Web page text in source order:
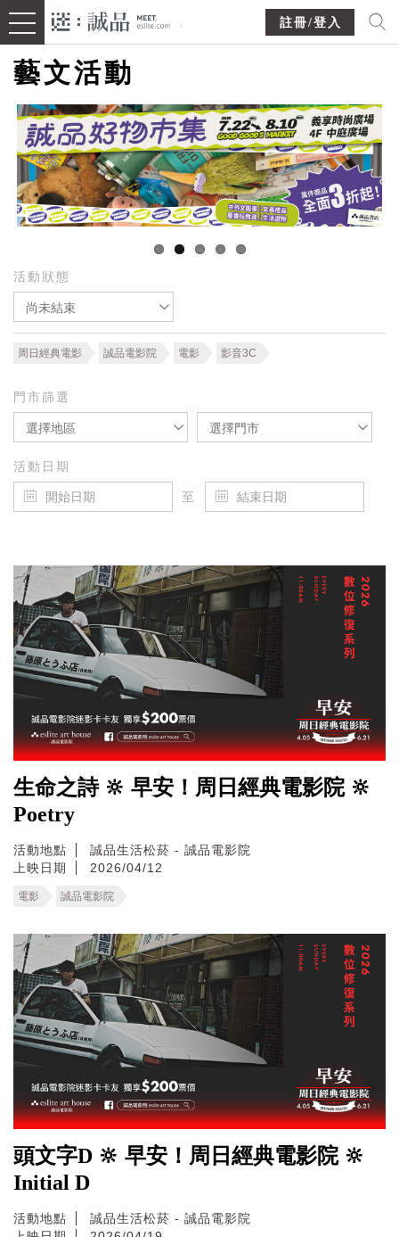
註冊/登入
藝文活動
活動狀態
尚未結束
周日經典電影 誠品電影院 電影 影音3C
門市篩選
選擇地區 選擇門市
活動日期
至
生命之詩 🔆 早安！周日經典電影院 🔆
Poetry
活動地點
誠品生活松菸 - 誠品電影院
上映日期
2026/04/12
電影 誠品電影院
頭文字D 🔆 早安！周日經典電影院 🔆
Initial D
活動地點
誠品生活松菸 - 誠品電影院